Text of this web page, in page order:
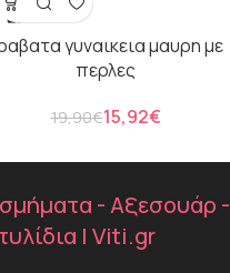
γυναικεια μαυρη με
περλες
19,90€15,92€
- Αξεσουάρ -
| Viti.gr